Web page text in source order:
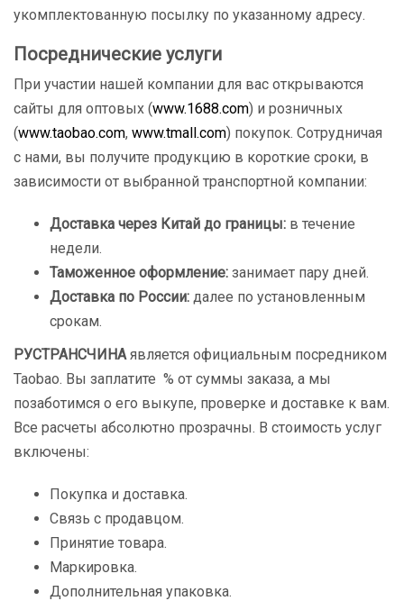
укомплектованную посылку по указанному адресу.
Посреднические услуги
При участии нашей компании для вас открываются
сайты для оптовых (www.1688.com) и розничных
(www.taobao.com, www.tmall.com) покупок. Сотрудничая
с нами, вы получите продукцию в короткие сроки, в
зависимости от выбранной транспортной компании:
Доставка через Китай до границы: в течение
недели.
Таможенное оформление: занимает пару дней.
Доставка по России: далее по установленным
срокам.
РУСТРАНСЧИНА является официальным посредником
Taobao. Вы заплатите % от суммы заказа, а мы
позаботимся о его выкупе, проверке и доставке к вам.
Все расчеты абсолютно прозрачны. В стоимость услуг
включены:
Покупка и доставка.
Связь с продавцом.
Принятие товара.
Маркировка.
Дополнительная упаковка.